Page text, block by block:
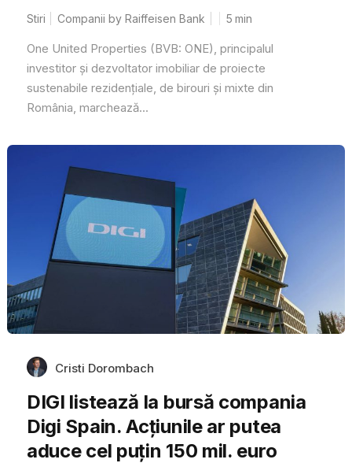
Stiri Companii by Raiffeisen Bank 5 min
One United Properties (BVB: ONE), principalul
investitor și dezvoltator imobiliar de proiecte
sustenabile rezidențiale, de birouri și mixte din
România, marchează...
Cristi Dorombach
DIGI listează la bursă compania
Digi Spain. Acțiunile ar putea
aduce cel puțin 150 mil. euro